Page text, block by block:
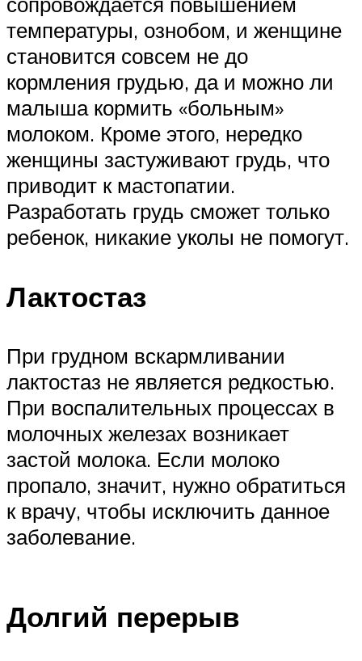
температуры, ознобом, и женщине
становится совсем не до
кормления грудью, да и можно ли
малыша кормить «больным»
молоком. Кроме этого, нередко
женщины застуживают грудь, что
приводит к мастопатии.
Разработать грудь сможет только
ребенок, никакие уколы не помогут.
Лактостаз
При грудном вскармливании
лактостаз не является редкостью.
При воспалительных процессах в
молочных железах возникает
застой молока. Если молоко
пропало, значит, нужно обратиться
к врачу, чтобы исключить данное
заболевание.
Долгий перерыв